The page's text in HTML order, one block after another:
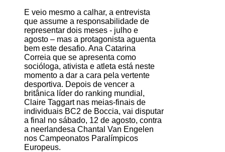
E veio mesmo a calhar, a entrevista
que assume a responsabilidade de
representar dois meses - julho e
agosto – mas a protagonista aguenta
bem este desafio. Ana Catarina
Correia que se apresenta como
socióloga, ativista e atleta está neste
momento a dar a cara pela vertente
desportiva. Depois de vencer a
britânica líder do ranking mundial,
Claire Taggart nas meias-finais de
individuais BC2 de Boccia, vai disputar
a final no sábado, 12 de agosto, contra
a neerlandesa Chantal Van Engelen
nos Campeonatos Paralímpicos
Europeus.